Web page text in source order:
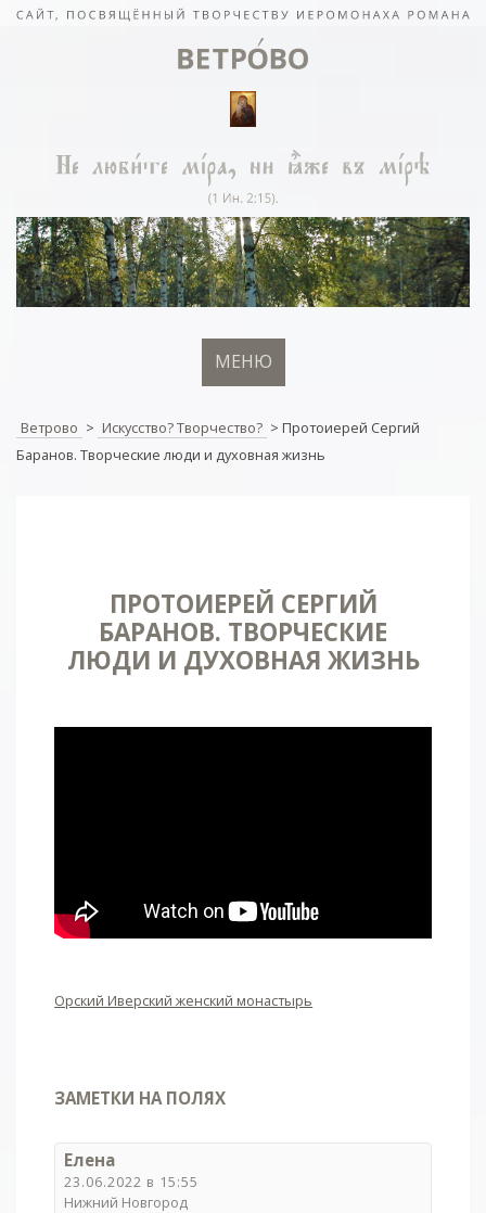
МЕНЮ
Ветрово > Искусство? Творчество? > Протоиерей Сергий
Баранов. Творческие люди и духовная жизнь
ПРОТОИЕРЕЙ СЕРГИЙ
БАРАНОВ. ТВОРЧЕСКИЕ
ЛЮДИ И ДУХОВНАЯ ЖИЗНЬ
Орский Иверский женский монастырь
ЗАМЕТКИ НА ПОЛЯХ
Елена
23.06.2022 в 15:55
Нижний Новгород